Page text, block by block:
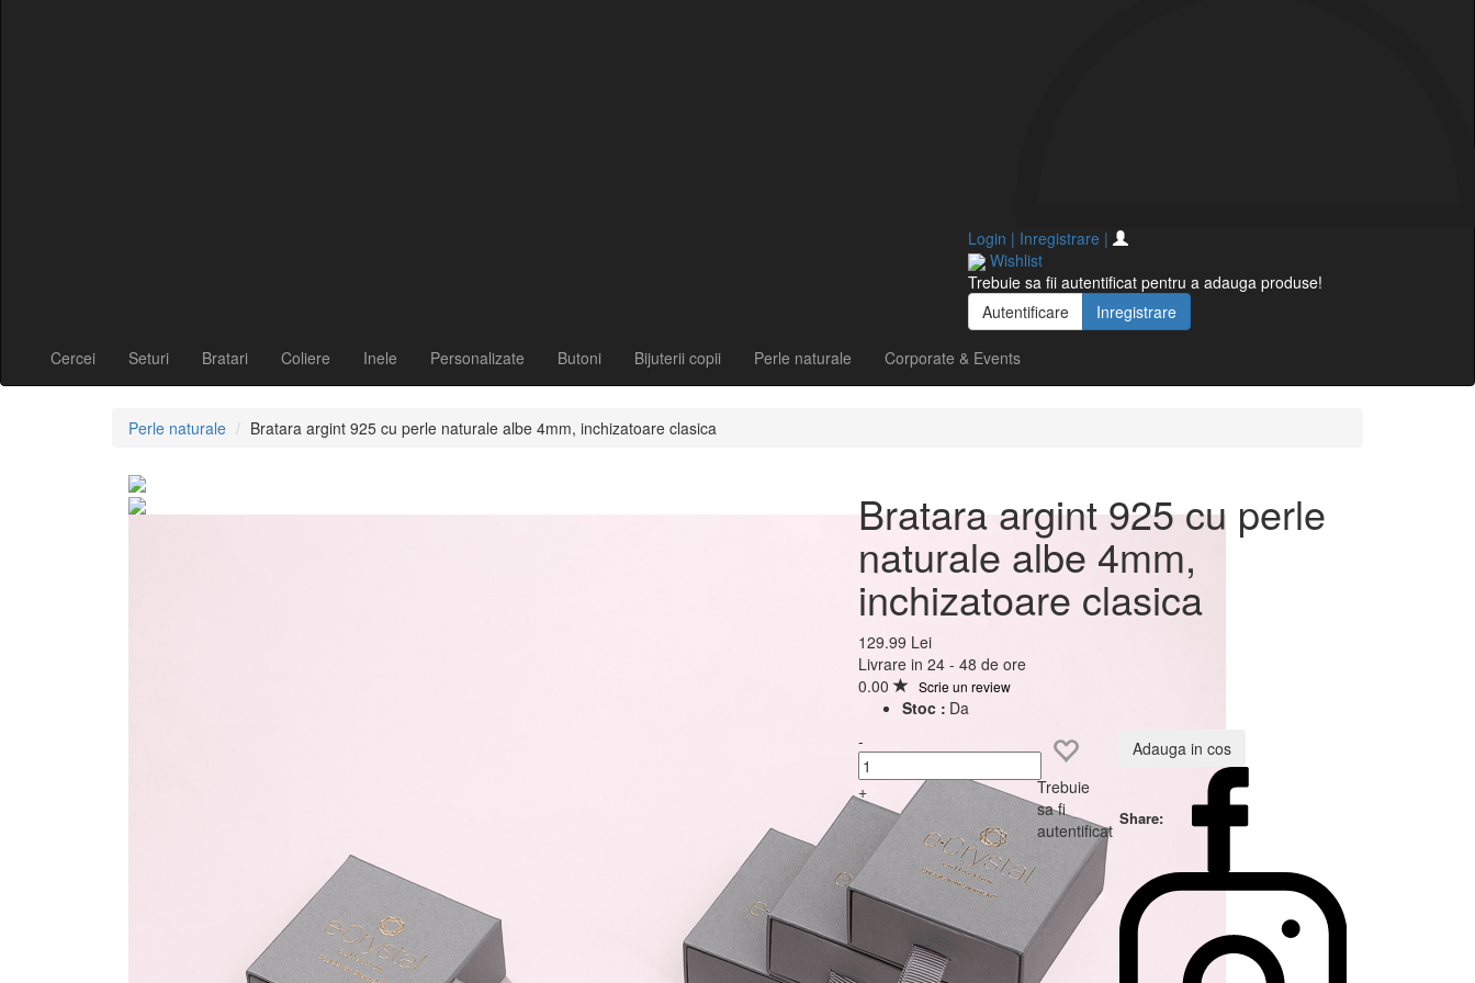
Login | Inregistrare |
Wishlist
Trebuie sa fii autentificat pentru a adauga produse!
Autentificare
Inregistrare
Cercei Seturi Bratari Coliere Inele Personalizate Butoni Bijuterii copii Perle naturale Corporate & Events
Perle naturale Bratara argint 925 cu perle naturale albe 4mm, inchizatoare clasica
Bratara argint 925 cu perle
naturale albe 4mm,
inchizatoare clasica
Bratara argint 925 cu perle
naturale albe 4mm,
inchizatoare clasica
129.99 Lei
Livrare in 24 - 48 de ore
0.00
Scrie un review
Stoc : Da
-
+
Trebuie
sa fi
autentificat
Adauga in cos
Share: